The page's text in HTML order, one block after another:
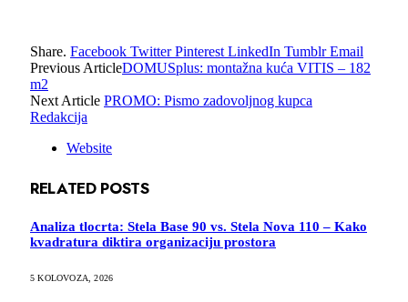
Share. Facebook Twitter Pinterest LinkedIn Tumblr Email
Previous ArticleDOMUSplus: montažna kuća VITIS – 182
m2
Next Article PROMO: Pismo zadovoljnog kupca
Redakcija
Website
RELATED POSTS
Analiza tlocrta: Stela Base 90 vs. Stela Nova 110 – Kako
kvadratura diktira organizaciju prostora
5 KOLOVOZA, 2026